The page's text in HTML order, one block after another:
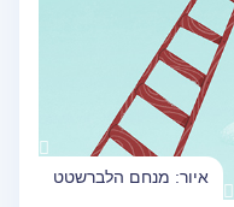
איור: מנחם הלברשטט